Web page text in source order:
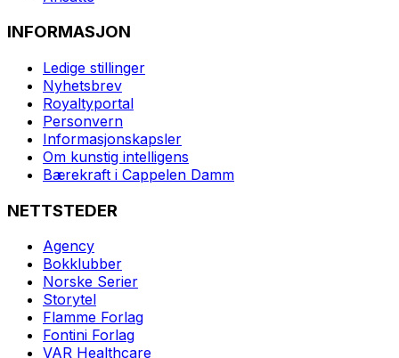
INFORMASJON
Ledige stillinger
Nyhetsbrev
Royaltyportal
Personvern
Informasjonskapsler
Om kunstig intelligens
Bærekraft i Cappelen Damm
NETTSTEDER
Agency
Bokklubber
Norske Serier
Storytel
Flamme Forlag
Fontini Forlag
VAR Healthcare